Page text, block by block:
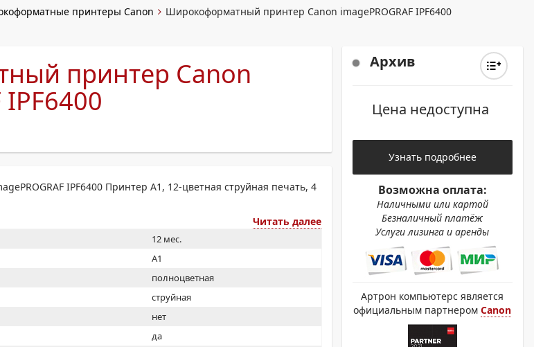
А4 МОНОХРОМНЫЕ
ДЛЯ ШИРОКОФОРМАТНЫХ СИСТЕМ
принтеры Canon Широкоформатный принтер Canon imagePROGRAF IPF6400
принтер Canon
IPF6400
IPF6400 Принтер A1, 12-цветная струйная печать, 4
Читать далее
12 мес.
A1
полноцветная
струйная
нет
да
Архив
Цена недоступна
Узнать подробнее
Возможна оплата:
Наличными или картой
Безналичный платёж
Услуги лизинга и аренды
Артрон компьютерс является
официальным партнеромCanon